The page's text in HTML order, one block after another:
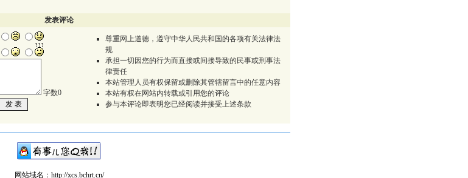
发表评论
字数0
尊重网上道德，遵守中华人民共和国的各项有关法律法
规
承担一切因您的行为而直接或间接导致的民事或刑事法
律责任
本站管理人员有权保留或删除其管辖留言中的任意内容
本站有权在网站内转载或引用您的评论
参与本评论即表明您已经阅读并接受上述条款
网站域名：http://xcs.bchrt.cn/